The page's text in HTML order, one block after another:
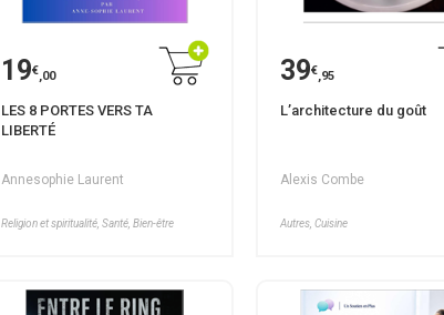
19€,00
LES 8 PORTES VERS TA
LIBERTÉ
Annesophie Laurent
Religion et spiritualité, Santé, Bien-être
39€,95
L’architecture du goût
Alexis Combe
Autres, Cuisine